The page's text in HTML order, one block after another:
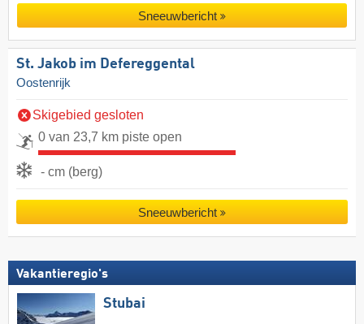
Sneeuwbericht
St. Jakob im Defereggental
Oostenrijk
Skigebied gesloten
0 van 23,7 km piste open
- cm (berg)
Sneeuwbericht
Vakantieregio's
Stubai